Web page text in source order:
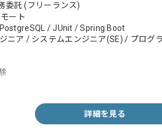
委託(フリーランス)
ート
/ JUnit / Spring Boot
ニア / システムエンジニア(SE) / プログ
詳細を見る